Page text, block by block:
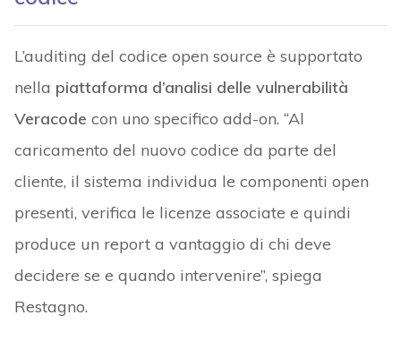
L’auditing del codice open source è supportato
nella piattaforma d’analisi delle vulnerabilità
Veracode con uno specifico add-on. “Al
caricamento del nuovo codice da parte del
cliente, il sistema individua le componenti open
presenti, verifica le licenze associate e quindi
produce un report a vantaggio di chi deve
decidere se e quando intervenire”, spiega
Restagno.